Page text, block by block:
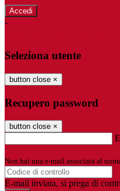
-
Seleziona utente
button close ×
Recupero password
button close ×
Non hai una e-mail associata al
E-mail inviata, si prega di